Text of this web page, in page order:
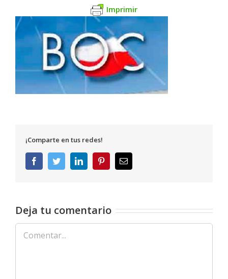
Imprimir
¡Comparte en tus redes!
FacebookTwitterLinkedInPinterestCorreo
electrónico
Deja tu comentario
Comentar